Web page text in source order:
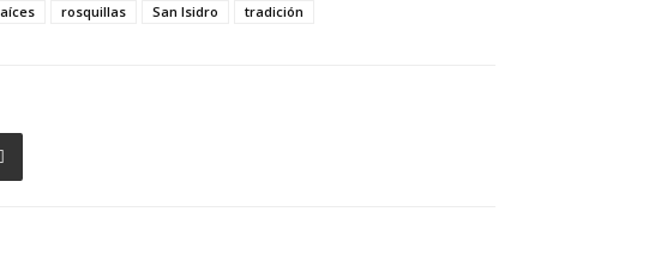
rosquillas San Isidro tradición